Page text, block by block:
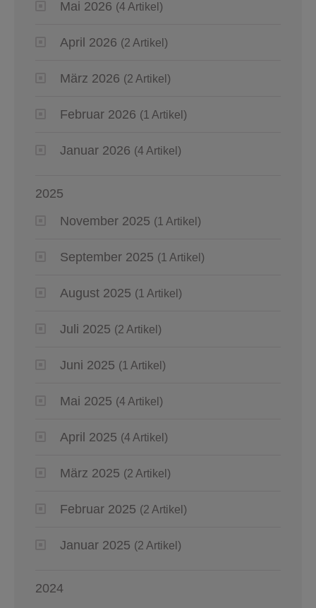
Mai 2026 (4 Artikel)
April 2026 (2 Artikel)
März 2026 (2 Artikel)
Februar 2026 (1 Artikel)
Januar 2026 (4 Artikel)
2025
November 2025 (1 Artikel)
September 2025 (1 Artikel)
August 2025 (1 Artikel)
Juli 2025 (2 Artikel)
Juni 2025 (1 Artikel)
Mai 2025 (4 Artikel)
April 2025 (4 Artikel)
März 2025 (2 Artikel)
Februar 2025 (2 Artikel)
Januar 2025 (2 Artikel)
2024